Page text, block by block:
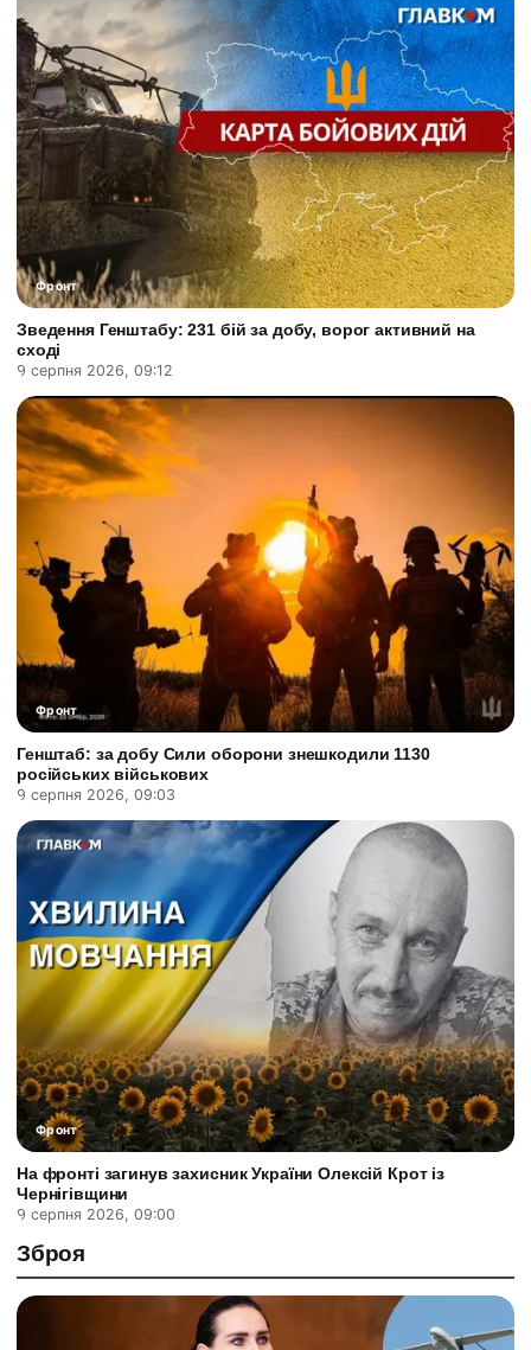
Фронт
Зведення Генштабу: 231 бій за добу, ворог активний на
сході
9 серпня 2026, 09:12
Фронт
Генштаб: за добу Сили оборони знешкодили 1130
російських військових
9 серпня 2026, 09:03
Фронт
На фронті загинув захисник України Олексій Крот із
Чернігівщини
9 серпня 2026, 09:00
Зброя